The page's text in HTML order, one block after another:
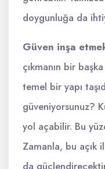
doygunluğa da
Güven inşa
çıkmanın bir
temel bir yapı
güveniyorsunuz?
yol açabilir. Bu
Zamanla, bu açık
da